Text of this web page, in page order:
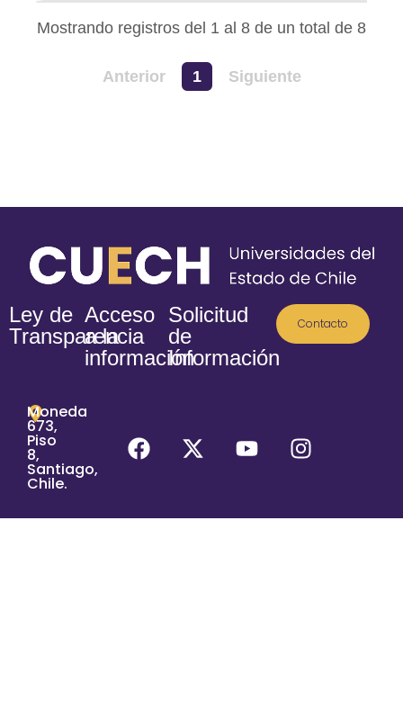
Mostrando registros del 1 al 8 de un total de 8
Anterior 1 Siguiente
Ley de
Transparencia
Acceso
a la
información
Solicitud
de
Información
Contacto
Moneda
673,
Piso
8,
Santiago,
Chile.